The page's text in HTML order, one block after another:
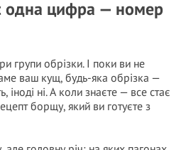
одна цифра — номер
групи обрізки. І поки ви не
ваш кущ, будь-яка обрізка —
іноді ні. А коли знаєте — все стає
борщу, який ви готуєте з